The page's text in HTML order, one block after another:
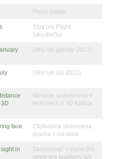
Fivics madlo
Šípy pre Flight
lukostreľbu
Dlhý luk (január 2013)
Dlhý luk (júl 2012)
Meranie vzdialenosti v
terénnych a 3D kolách
face
Chýbajúca skórovacia
plocha v rozstrele
in
Zameriavač s viacerými
pinmi pre kladkový luk